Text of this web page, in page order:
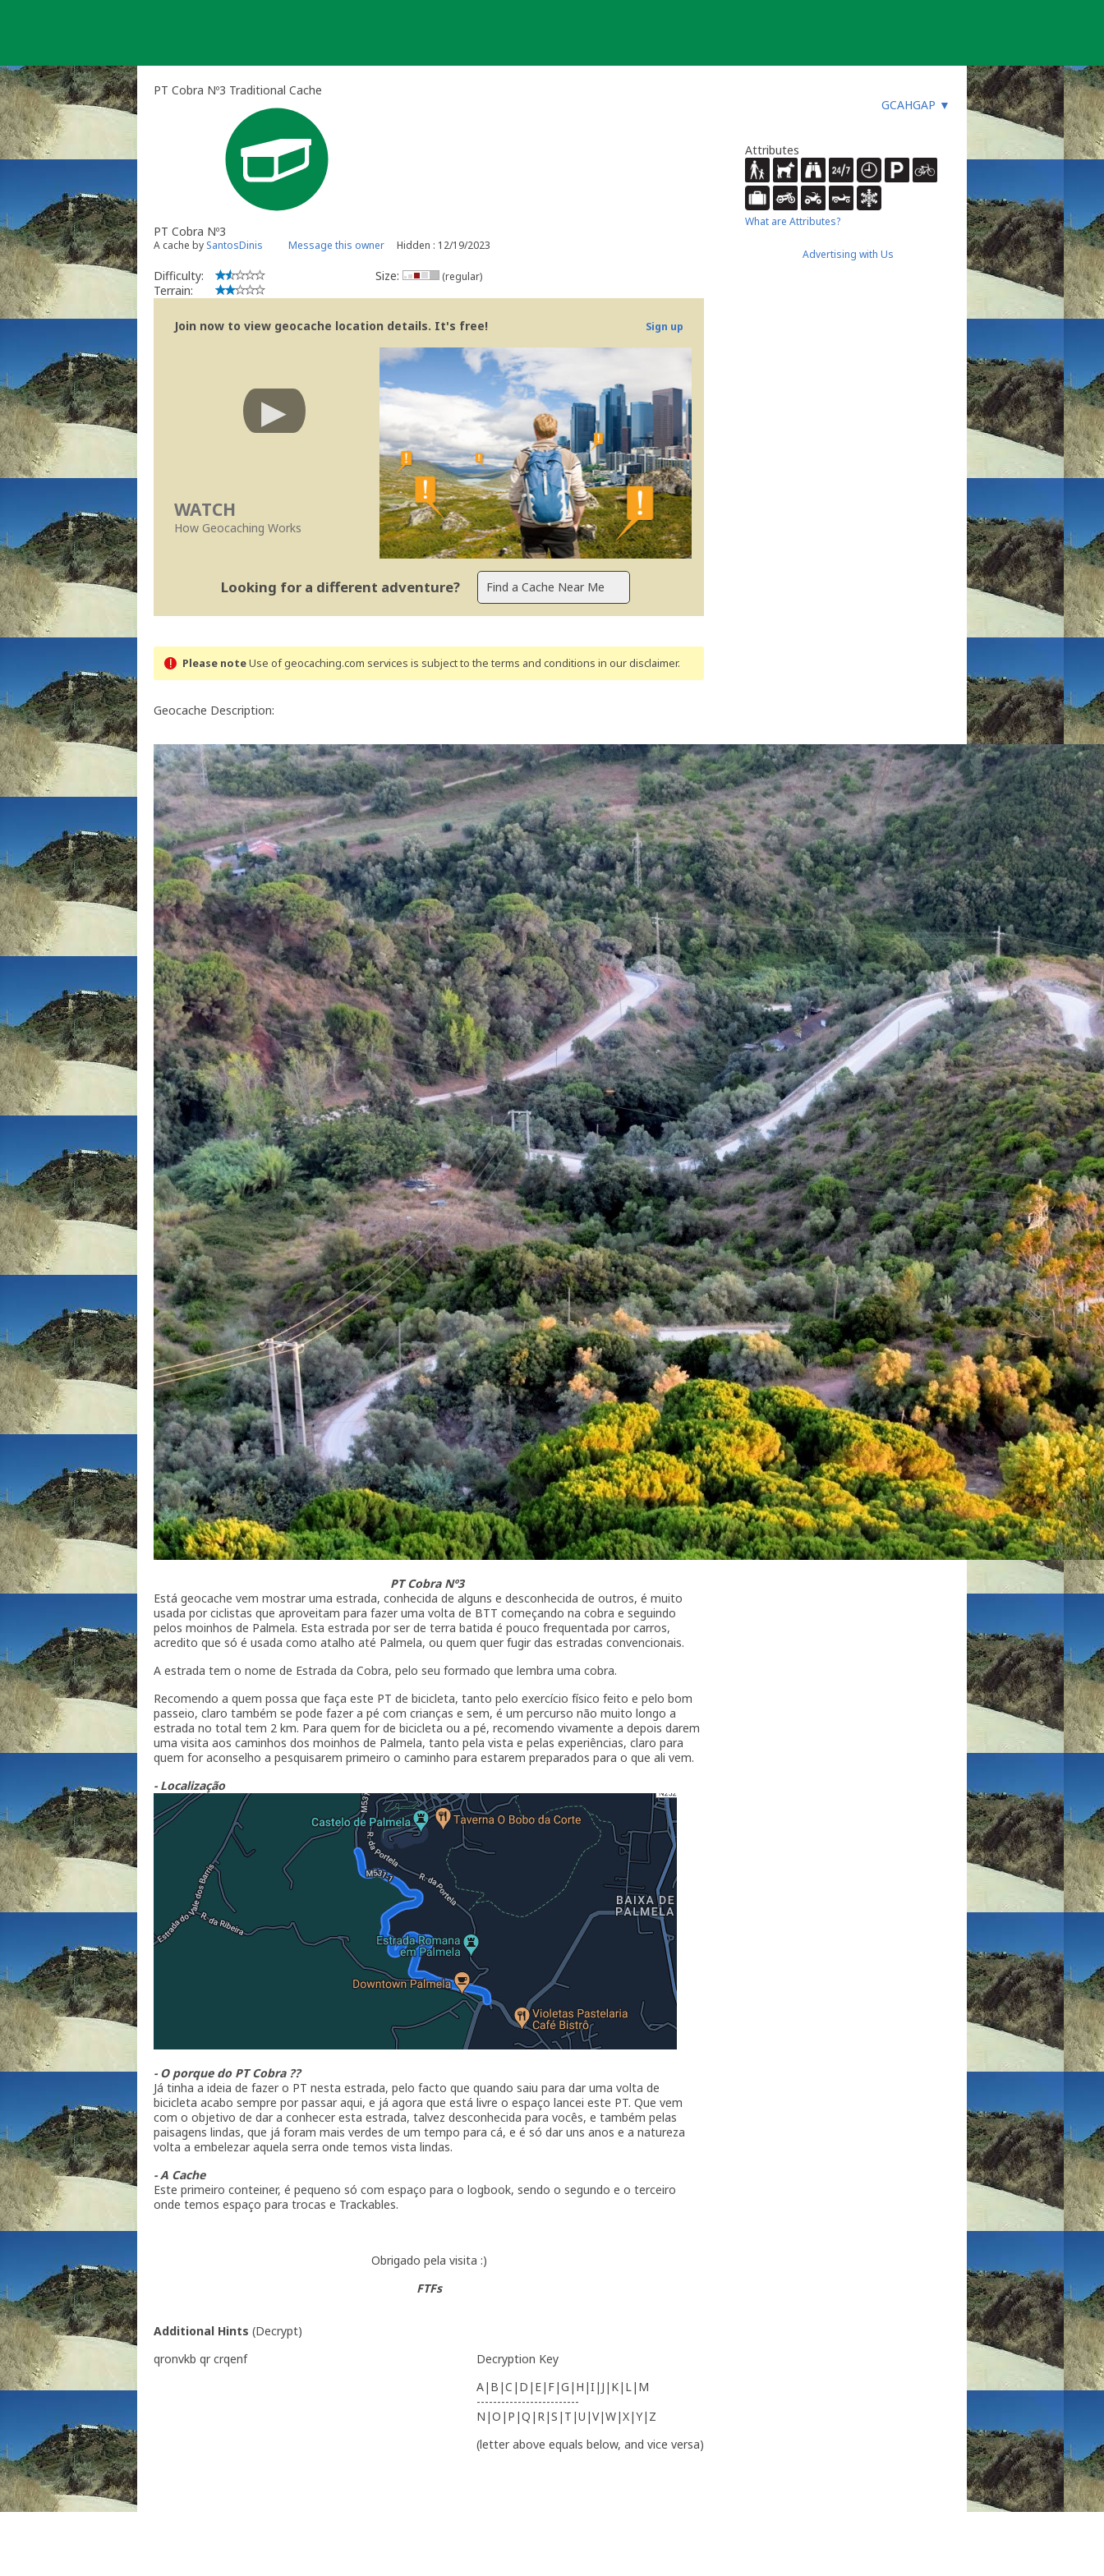
PT Cobra Nº3 Traditional Cache
GCAHGAP ▼
PT Cobra Nº3
A cache by SantosDinis Message this owner Hidden : 12/19/2023
Difficulty:
Terrain:
Size: (regular)
Join now to view geocache location details. It's free! Sign up
WATCH
How Geocaching Works
Looking for a different adventure?
Please noteUse of geocaching.com services is subject to the terms and conditions in our disclaimer.
Geocache Description:
PT Cobra Nº3
Está geocache vem mostrar uma estrada, conhecida de alguns e desconhecida de outros, é muito
usada por ciclistas que aproveitam para fazer uma volta de BTT começando na cobra e seguindo
pelos moinhos de Palmela. Esta estrada por ser de terra batida é pouco frequentada por carros,
acredito que só é usada como atalho até Palmela, ou quem quer fugir das estradas convencionais.
A estrada tem o nome de Estrada da Cobra, pelo seu formado que lembra uma cobra.
Recomendo a quem possa que faça este PT de bicicleta, tanto pelo exercício físico feito e pelo bom
passeio, claro também se pode fazer a pé com crianças e sem, é um percurso não muito longo a
estrada no total tem 2 km. Para quem for de bicicleta ou a pé, recomendo vivamente a depois darem
uma visita aos caminhos dos moinhos de Palmela, tanto pela vista e pelas experiências, claro para
quem for aconselho a pesquisarem primeiro o caminho para estarem preparados para o que ali vem.
- Localização
- O porque do PT Cobra ??
Já tinha a ideia de fazer o PT nesta estrada, pelo facto que quando saiu para dar uma volta de
bicicleta acabo sempre por passar aqui, e já agora que está livre o espaço lancei este PT. Que vem
com o objetivo de dar a conhecer esta estrada, talvez desconhecida para vocês, e também pelas
paisagens lindas, que já foram mais verdes de um tempo para cá, e é só dar uns anos e a natureza
volta a embelezar aquela serra onde temos vista lindas.
- A Cache
Este primeiro conteiner, é pequeno só com espaço para o logbook, sendo o segundo e o terceiro
onde temos espaço para trocas e Trackables.
Obrigado pela visita :)
FTFs
Additional Hints (Decrypt)
qronvkb qr crqenf
Decryption Key
A|B|C|D|E|F|G|H|I|J|K|L|M
-------------------------
N|O|P|Q|R|S|T|U|V|W|X|Y|Z
(letter above equals below, and vice versa)
Attributes
What are Attributes?
Advertising with Us